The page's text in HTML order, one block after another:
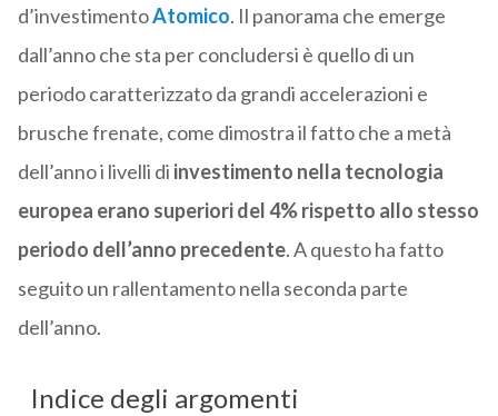
d’investimentoAtomico. Il panorama che emerge
dall’anno che sta per concludersi è quello di un
periodo caratterizzato da grandi accelerazioni e
brusche frenate, come dimostra il fatto che a metà
dell’anno i livelli di investimento nella tecnologia
europea erano superiori del 4% rispetto allo stesso
periodo dell’anno precedente. A questo ha fatto
seguito un rallentamento nella seconda parte
dell’anno.
Indice degli argomenti